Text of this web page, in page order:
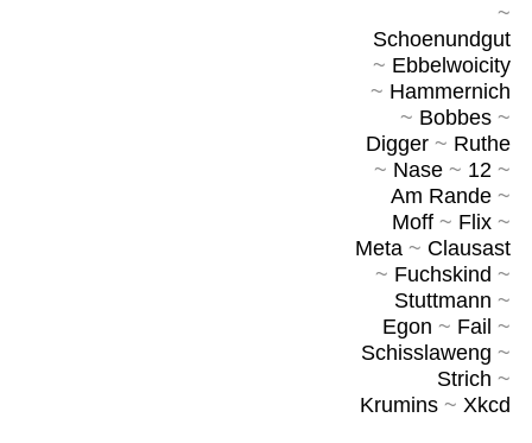
~
Schoenundgut
~ Ebbelwoicity
~ Hammernich
~ Bobbes~
Digger~ Ruthe
~ Nase~ 12~
Am Rande~
Moff~ Flix~
Meta~ Clausast
~ Fuchskind ~
Stuttmann ~
Egon ~ Fail ~
Schisslaweng ~
Strich ~
Krumins~ Xkcd